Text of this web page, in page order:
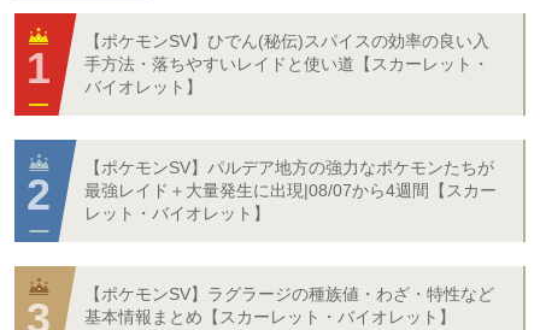
【ポケモンSV】ひでん(秘伝)スパイスの効率の良い入
手方法・落ちやすいレイドと使い道【スカーレット・
バイオレット】
【ポケモンSV】パルデア地方の強力なポケモンたちが
最強レイド＋大量発生に出現|08/07から4週間【スカー
レット・バイオレット】
【ポケモンSV】ラグラージの種族値・わざ・特性など
基本情報まとめ【スカーレット・バイオレット】